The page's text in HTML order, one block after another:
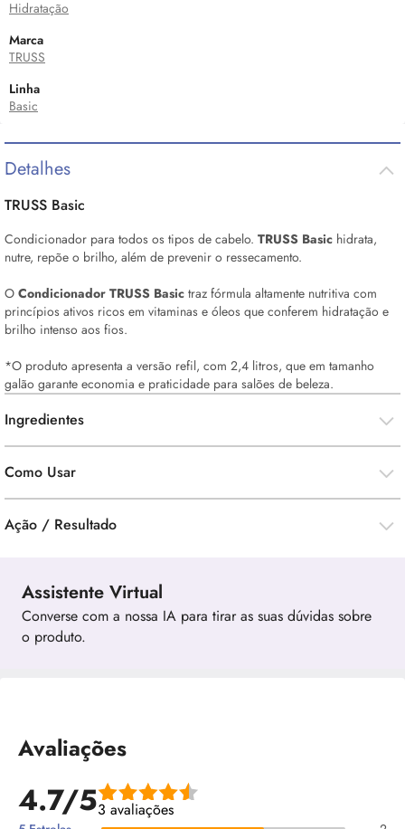
Hidratação
Marca
TRUSS
Linha
Basic
Detalhes
TRUSS Basic
Condicionador para todos os tipos de cabelo. TRUSS Basic hidrata,
nutre, repõe o brilho, além de prevenir o ressecamento.
O Condicionador TRUSS Basic traz fórmula altamente nutritiva com
princípios ativos ricos em vitaminas e óleos que conferem hidratação e
brilho intenso aos fios.
*O produto apresenta a versão refil, com 2,4 litros, que em tamanho
galão garante economia e praticidade para salões de beleza.
Ingredientes
Como Usar
Ação / Resultado
Assistente Virtual
Converse com a nossa IA para tirar as suas dúvidas sobre
o produto.
Avaliações
4.7/53 avaliações